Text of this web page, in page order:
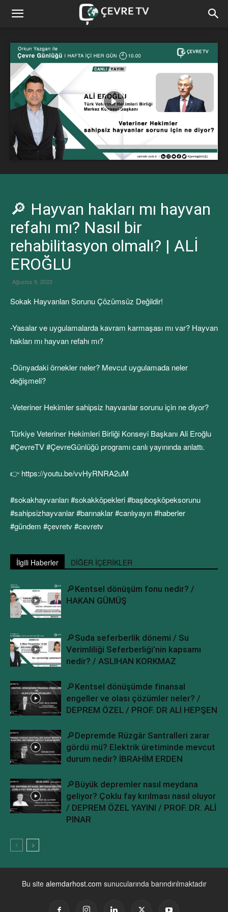
🔎 Hayvan hakları mı hayvan
refahı mı? Nasıl bir
rehabilitasyon olmalı? | ALİ
EROĞLU
Ağustos 9, 2022
Sokak Hayvanları Sorunu Çözümsüz Değildir!
-Yasalar ve uygulamalarda kavram karmaşası mı var? Hayvan
hakları mı hayvan refahı mı?
-Dünyadaki örnekler neler? Mevcut uygulamada neler
değişmeli?
-Veteriner Hekimler sahipsiz hayvanlar sorunu için ne diyor?
Türkiye Veteriner Hekimleri Birliği Konseyi Başkanı Ali Eroğlu
#ÇevreTV #ÇevreGünlüğü programı canlı yayınında anlattı.
👉 https://youtu.be/vvHyRNRA2uM
#sokakhayvanları #sokakköpekleri #başıboşköpeksorunu
#sahipsizhayvanlar #barınaklar #canlıyayın #haberler
#gündem #çevretv #cevretv
İlgili Haberler DİĞER İÇERİKLER
🔎Kentsel dönüşüm fonu nedir? /
HAKAN GÜMÜŞ
🔎Suda seferberlik dönemi / Su
Verimliliği Seferberliği’nin kapsamı
nedir? / ASLIHAN KORKMAZ
🔎Kentsel dönüşümde finansal
engeller ve olası çözümler neler? /
DEPREM ÖZEL / PROF. DR ALİ HEPŞEN
🔎Depremde Rüzgâr Santralleri zarar
gördü mü? Elektrik üretiminde mevcut
durum nedir? İBRAHİM ERDEN
🔎Büyük depremler nasıl meydana
geliyor? Çoklu fay kırılması nasıl oluyor
/ DEPREM ÖZEL YAYINI / PROF. DR. ALİ
PINAR
Bu site alemdarhost.com sunucularında barındırılmaktadır